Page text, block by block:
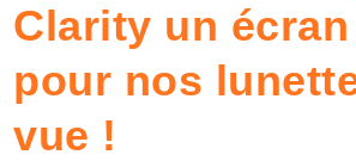
Clarity un écran
pour nos
vue !